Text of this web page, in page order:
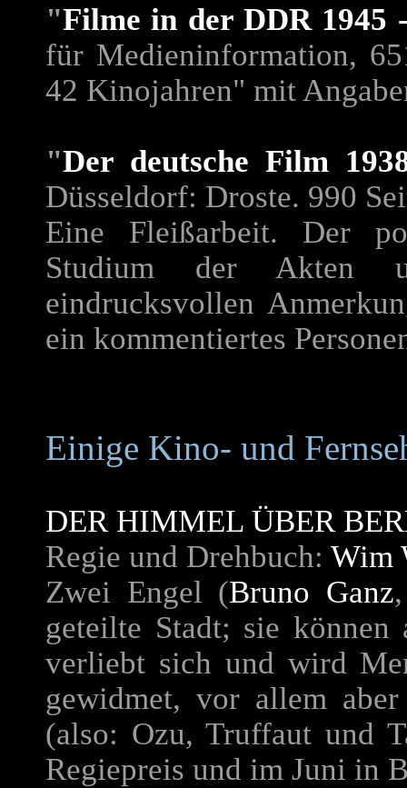
"Filme in der DDR 1945
für Medieninformation,
42 Kinojahren" mit
"Der deutsche Film
Düsseldorf: Droste. 990
Eine Fleißarbeit. Der
Studium der Akten
eindrucksvollen
ein kommentiertes
Einige Kino- und
DER HIMMEL ÜBER
Regie und Drehbuch: Wim
Zwei Engel (Bruno Ganz
geteilte Stadt; sie
verliebt sich und wird
gewidmet, vor allem
(also: Ozu, Truffaut und
Regiepreis und im Juni in